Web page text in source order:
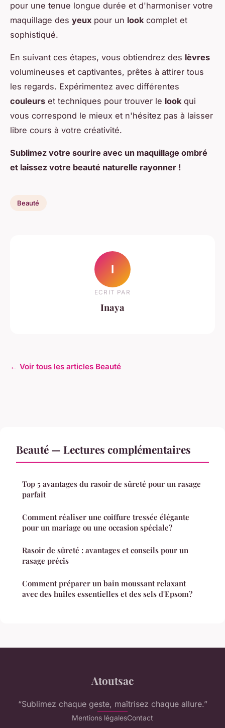
pour une tenue longue durée et d'harmoniser votre
maquillage des yeux pour un lookcomplet et
sophistiqué.
En suivant ces étapes, vous obtiendrez des lèvres
volumineuses et captivantes, prêtes à attirer tous
les regards. Expérimentez avec différentes
couleurs et techniques pour trouver le lookqui
vous correspond le mieux et n'hésitez pas à laisser
libre cours à votre créativité.
Sublimez votre sourire avec un maquillage ombré
et laissez votre beauté naturelle rayonner !
Beauté
I
ECRIT PAR
Inaya
← Voir tous les articles Beauté
Beauté — Lectures complémentaires
Top 5 avantages du rasoir de sûreté pour un rasage
parfait
Comment réaliser une coiffure tressée élégante
pour un mariage ou une occasion spéciale?
Rasoir de sûreté : avantages et conseils pour un
rasage précis
Comment préparer un bain moussant relaxant
avec des huiles essentielles et des sels d'Epsom?
Atoutsac
“Sublimez chaque geste, maîtrisez chaque allure.”
Mentions légalesContact